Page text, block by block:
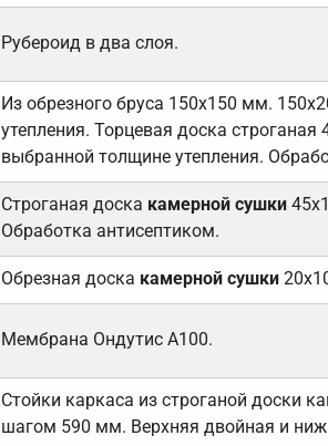
Рубероид в два слоя.
Из обрезного бруса 150х150 мм.
утепления. Торцевая доска
выбранной толщине утепления.
Строганая доска камерной сушки
Обработка антисептиком.
Обрезная доска камерной сушки
Мембрана Ондутис А100.
Стойки каркаса из строганой доски
шагом 590 мм. Верхняя двойная и